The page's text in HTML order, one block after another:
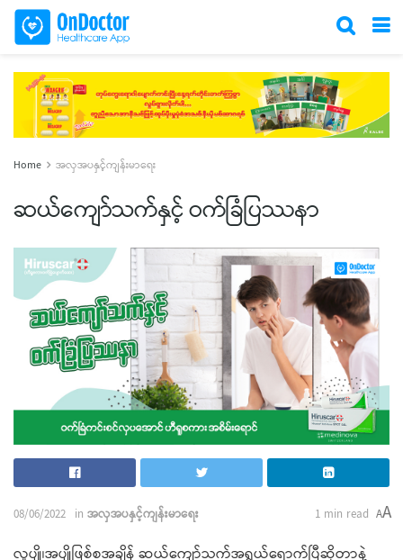
Home အလှအပနှင့်ကျန်းမာရေး
ဆယ်​ကျော်သက်နှင့် ဝက်ခြံပြဿနာ
08/06/2022 in အလှအပနှင့်ကျန်းမာရေး 1 min read AA
လူပျို၊အပျိုဖြစ်စအချိန် ဆယ်​ကျော်သက်အရွယ်​ရောက်ပြီဆိုတာနဲ့